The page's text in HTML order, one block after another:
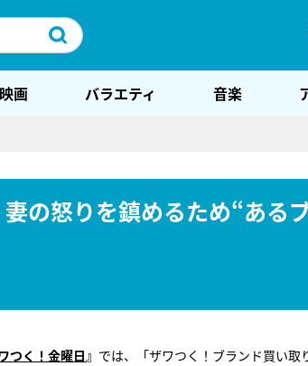
画 バラエティ 音楽
の怒りを鎮めるため“ある
つく！金曜日』 では、「ザワつく！ブランド買い